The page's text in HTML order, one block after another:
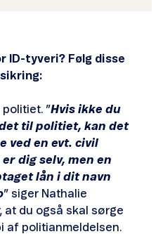
ID-tyveri? Følg disse
”Hvis ikke du
til politiet, kan det
ved en evt. civil
dig selv, men en
lån i dit navn
” siger Nathalie
at du også skal sørge
af politianmeldelsen.